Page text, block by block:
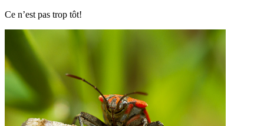
Ce n’est pas trop tôt!